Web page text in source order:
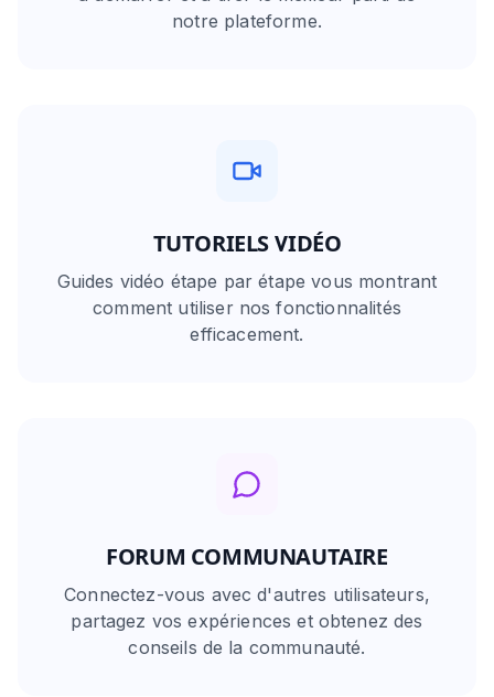
notre plateforme.
TUTORIELS VIDÉO
Guides vidéo étape par étape vous montrant
comment utiliser nos fonctionnalités
efficacement.
FORUM COMMUNAUTAIRE
Connectez-vous avec d'autres utilisateurs,
partagez vos expériences et obtenez des
conseils de la communauté.